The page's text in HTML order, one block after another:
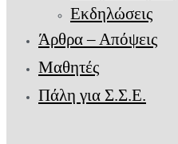
Εκδηλώσεις
Άρθρα – Απόψεις
Μαθητές
Πάλη για Σ.Σ.Ε.